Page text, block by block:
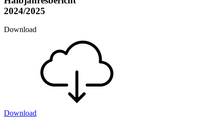
2024/2025
Download
Download